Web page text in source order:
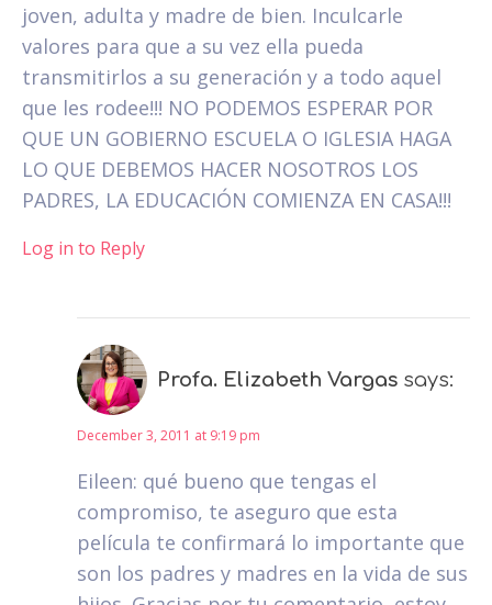
joven, adulta y madre de bien. Inculcarle
valores para que a su vez ella pueda
transmitirlos a su generación y a todo aquel
que les rodee!!! NO PODEMOS ESPERAR POR
QUE UN GOBIERNO ESCUELA O IGLESIA HAGA
LO QUE DEBEMOS HACER NOSOTROS LOS
PADRES, LA EDUCACIÓN COMIENZA EN CASA!!!
Log in to Reply
Profa. Elizabeth Vargas says:
December 3, 2011 at 9:19 pm
Eileen: qué bueno que tengas el
compromiso, te aseguro que esta
película te confirmará lo importante que
son los padres y madres en la vida de sus